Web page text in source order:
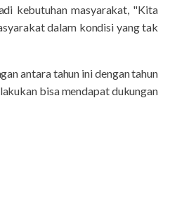
kebutuhan masyarakat, "Kita
dalam kondisi yang tak
antara tahun ini dengan tahun
bisa mendapat dukungan